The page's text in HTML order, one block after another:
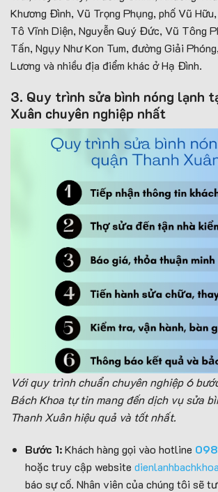
Khương Đình, Vũ Trọng Phụng, phố Vũ
Tô Vĩnh Diện, Nguyễn Quý Đức, Vũ Tông
Tấn, Ngụy Như Kon Tum, đường Giải
Lương và nhiều địa điểm khác ở Hạ Đình.
3. Quy trình sửa bình nóng lạnh
Xuân chuyên nghiệp nhất
Với quy trình chuẩn chuyên nghiệp 6
Bách Khoa tự tin mang đến dịch vụ sửa
Thanh Xuân hiệu quả và tốt nhất.
Bước 1:Khách hàng gọi vào hotline
hoặc truy cập website
báo sự cố. Nhân viên của chúng tôi sẽ